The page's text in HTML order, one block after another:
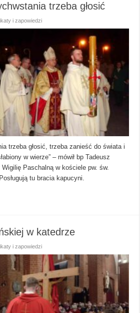
trzeba głosić
i zapowiedzi
trzeba głosić, trzeba zanieść do świata i
w wierze” – mówił bp Tadeusz
Wigilię Paschalną w kościele pw. św.
tu bracia kapucyni.
w katedrze
i zapowiedzi